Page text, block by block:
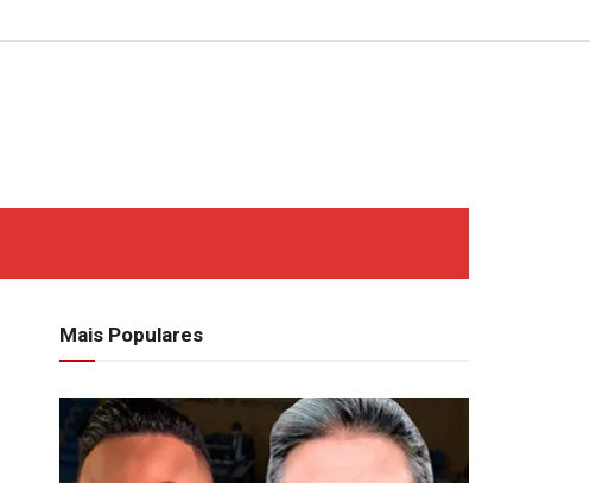
Mais Populares